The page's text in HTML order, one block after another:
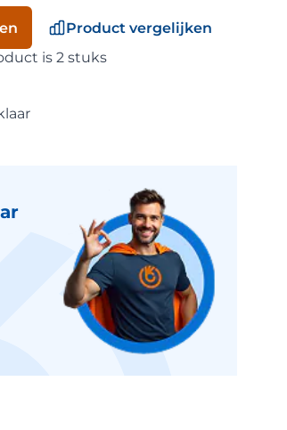
Product vergelijken
is 2 stuks